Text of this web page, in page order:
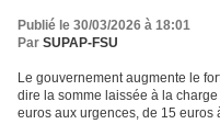
mesures antisociales !
Publié le 30/03/2026 à 18:01
Par SUPAP-FSU
Le gouvernement augmente le
dire la somme laissée à la
euros aux urgences, de 15 euros